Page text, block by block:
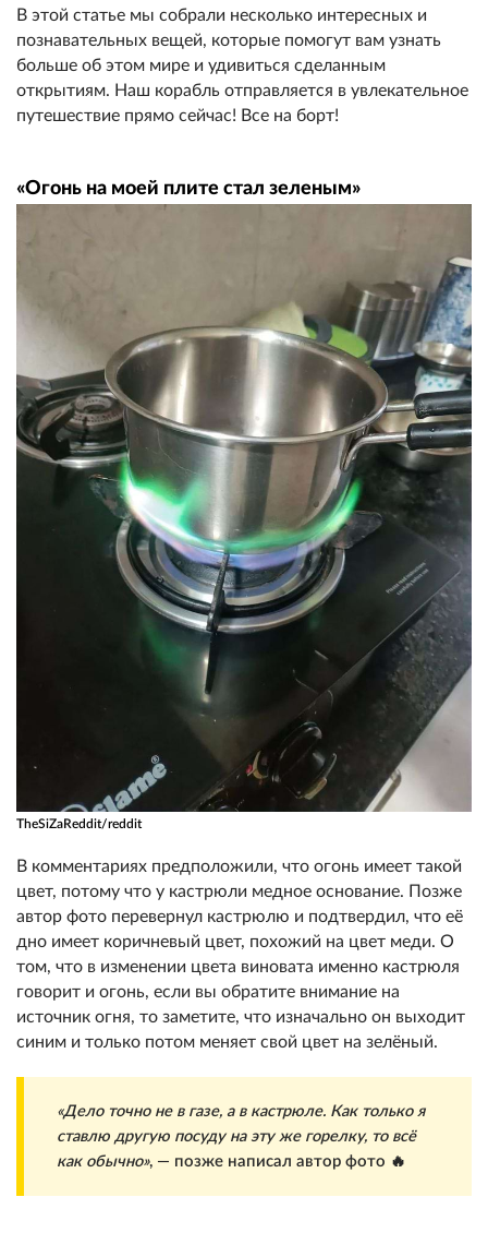
В этой статье мы собрали несколько интересных и
познавательных вещей, которые помогут вам узнать
больше об этом мире и удивиться сделанным
открытиям. Наш корабль отправляется в увлекательное
путешествие прямо сейчас! Все на борт!
«Огонь на моей плите стал зеленым»
TheSiZaReddit/reddit
В комментариях предположили, что огонь имеет такой
цвет, потому что у кастрюли медное основание. Позже
автор фото перевернул кастрюлю и подтвердил, что её
дно имеет коричневый цвет, похожий на цвет меди. О
том, что в изменении цвета виновата именно кастрюля
говорит и огонь, если вы обратите внимание на
источник огня, то заметите, что изначально он выходит
синим и только потом меняет свой цвет на зелёный.
«Дело точно не в газе, а в кастрюле. Как только я
ставлю другую посуду на эту же горелку, то всё
как обычно», — позже написал автор фото 🔥